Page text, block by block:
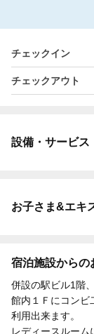
チェックイン
チェックアウト
設備・サービス
お子さま&エキ
宿泊施設からの
併設の駅ビル1階
館内１Ｆにコンビ
利用出来ます。
レディースルー